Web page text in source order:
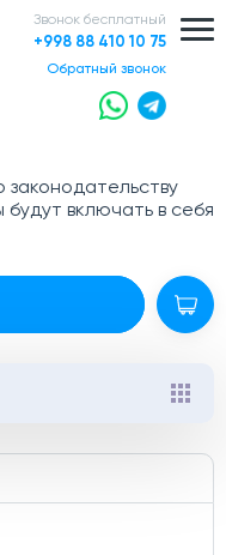
Звонок бесплатный
+998 88 410 10 75
обратный звонок
законодательству
включать в себя